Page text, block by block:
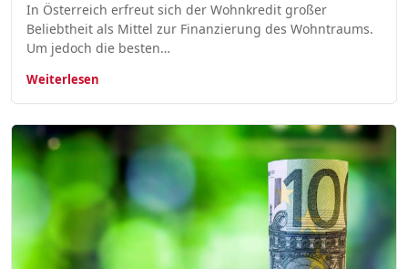
In Österreich erfreut sich der Wohnkredit großer
Beliebtheit als Mittel zur Finanzierung des Wohntraums.
Um jedoch die besten…
Weiterlesen